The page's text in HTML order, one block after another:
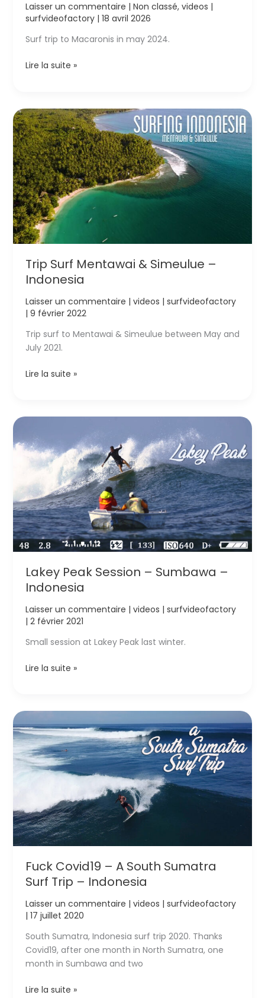
Laisser un commentaire | Non classé, videos |
surfvideofactory | 18 avril 2026
Surf trip to Macaronis in may 2024.
Macaronis
–
Mentawai
–
Indonesia
Lire la suite »
Trip Surf Mentawai & Simeulue –
Indonesia
Laisser un commentaire | videos | surfvideofactory
| 9 février 2022
Trip surf to Mentawai & Simeulue between May and
July 2021.
Trip
&
–
Indonesia
Lire la suite »
Lakey Peak Session – Sumbawa –
Indonesia
Laisser un commentaire | videos | surfvideofactory
| 2 février 2021
Small session at Lakey Peak last winter.
Lakey
–
Sumbawa
–
Indonesia
Lire la suite »
Fuck Covid19 – A South Sumatra
Surf Trip – Indonesia
Laisser un commentaire | videos | surfvideofactory
| 17 juillet 2020
South Sumatra, Indonesia surf trip 2020. Thanks
Covid19, after one month in North Sumatra, one
month in Sumbawa and two
Fuck
Lire la suite »